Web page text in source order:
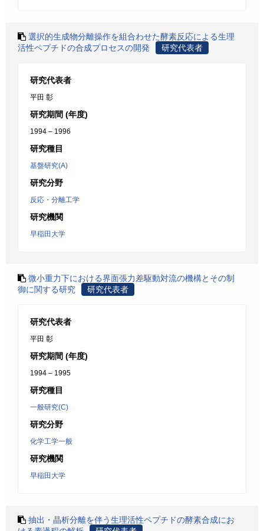
選択的生成物分離操作を組合わせた酵素反応による生理
活性ペプチドの合成プロセスの開発
研究代表者
研究代表者
平田 彰
研究期間 (年度)
1994 – 1996
研究種目
基盤研究(A)
研究分野
反応・分離工学
研究機関
早稲田大学
微小重力下における界面張力差駆動対流の機構とその制
御に関する研究
研究代表者
研究代表者
平田 彰
研究期間 (年度)
1994 – 1995
研究種目
一般研究(C)
研究分野
化学工学一般
研究機関
早稲田大学
抽出・晶析分離を伴う生理活性ペプチドの酵素合成にお